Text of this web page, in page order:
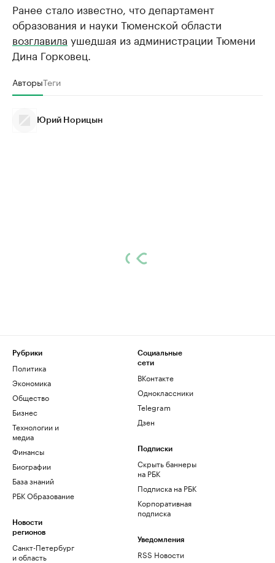
Ранее стало известно, что департамент
образования и науки Тюменской области
возглавила ушедшая из администрации Тюмени
Дина Горковец.
АвторыТеги
Юрий Норицын
Рубрики
Политика
Экономика
Общество
Бизнес
Технологии и
медиа
Финансы
Биографии
База знаний
РБК Образование
Новости
регионов
Санкт-Петербург
и область
Социальные
сети
ВКонтакте
Одноклассники
Telegram
Дзен
Подписки
Скрыть баннеры
на РБК
Подписка на РБК
Корпоративная
подписка
Уведомления
RSS Новости